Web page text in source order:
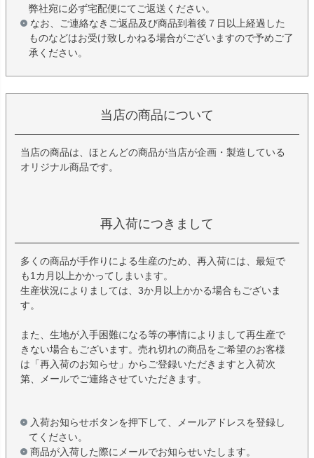
弊社宛に必ず宅配便にてご返送ください。
なお、ご連絡なきご返品及び商品到着後７日以上経過した
ものなどはお受け致しかねる場合がございますので予めご了
承ください。
当店の商品について
当店の商品は、ほとんどの商品が当店が企画・製造している
オリジナル商品です。
再入荷につきまして
多くの商品が手作りによる生産のため、再入荷には、最短で
も1カ月以上かかってしまいます。
生産状況によりましては、3か月以上かかる場合もございま
す。
また、生地が入手困難になる等の事情によりまして再生産で
きない場合もございます。売れ切れの商品をご希望のお客様
は「再入荷のお知らせ」からご登録いただきますと入荷次
第、メールでご連絡させていただきます。
入荷お知らせボタンを押下して、メールアドレスを登録し
てください。
商品が入荷した際にメールでお知らせいたします。